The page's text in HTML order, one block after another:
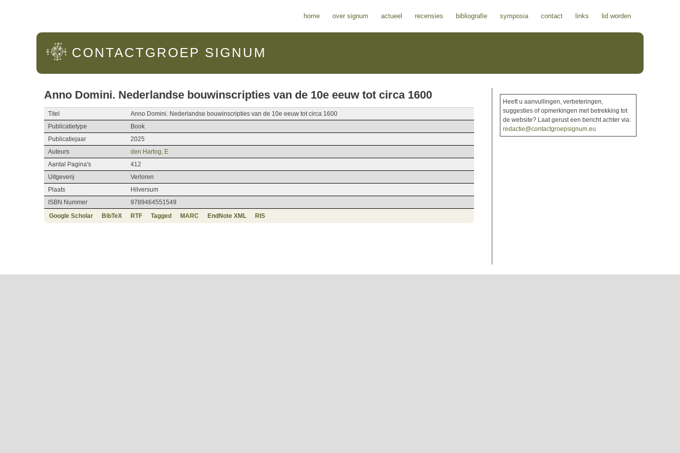
home over signum actueel recensies bibliografie symposia contact links lid worden
CONTACTGROEP SIGNUM
Anno Domini. Nederlandse bouwinscripties van de 10e eeuw tot circa 1600
Titel
Anno Domini. Nederlandse bouwinscripties van de 10e eeuw tot circa 1600
Publicatietype
Book
Publicatiejaar
2025
Auteurs
den Hartog, E
Aantal Pagina's
412
Uitgeverij
Verloren
Plaats
Hilversum
ISBN Nummer
9789464551549
Google Scholar
BibTeX RTF Tagged MARC EndNote XML RIS
Heeft u aanvullingen, verbeteringen,
suggesties of opmerkingen met betrekking tot
de website? Laat gerust een bericht achter via:
redactie@contactgroepsignum.eu